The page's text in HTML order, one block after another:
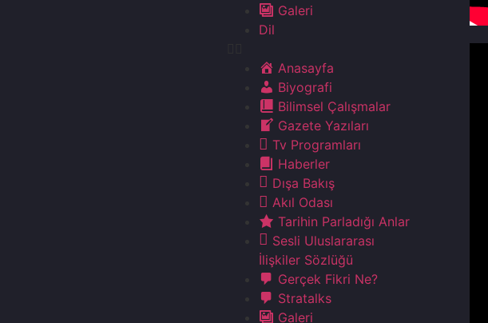
Galeri
Dil
Anasayfa
Biyografi
Bilimsel Çalışmalar
Gazete Yazıları
Tv Programları
Haberler
Dışa Bakış
Akıl Odası
Tarihin Parladığı Anlar
Sesli Uluslararası
İlişkiler Sözlüğü
Gerçek Fikri Ne?
Stratalks
Galeri